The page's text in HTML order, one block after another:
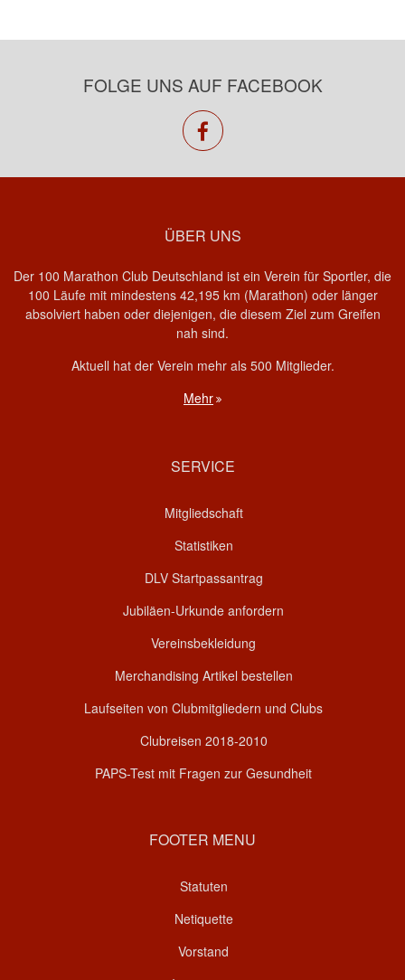
FOLGE UNS AUF FACEBOOK
facebook
ÜBER UNS
Der 100 Marathon Club Deutschland ist ein Verein für Sportler, die
100 Läufe mit mindestens 42,195 km (Marathon) oder länger
absolviert haben oder diejenigen, die diesem Ziel zum Greifen
nah sind.
Aktuell hat der Verein mehr als 500 Mitglieder.
Mehr
SERVICE
Mitgliedschaft
Statistiken
DLV Startpassantrag
Jubiläen-Urkunde anfordern
Vereinsbekleidung
Merchandising Artikel bestellen
Laufseiten von Clubmitgliedern und Clubs
Clubreisen 2018-2010
PAPS-Test mit Fragen zur Gesundheit
FOOTER MENU
Statuten
Netiquette
Vorstand